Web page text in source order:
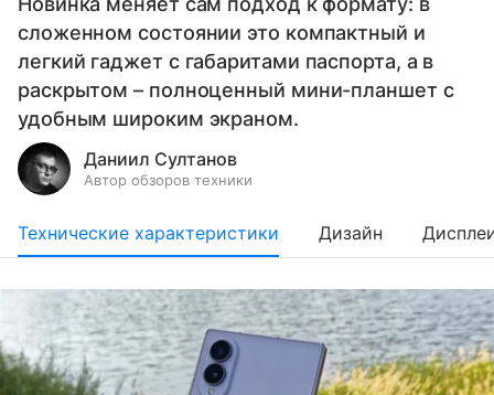
сложенном состоянии это компактный и
легкий гаджет с габаритами паспорта, а в
раскрытом – полноценный мини-планшет с
удобным широким экраном.
Даниил Султанов
Автор обзоров техники
Технические характеристики Дизайн